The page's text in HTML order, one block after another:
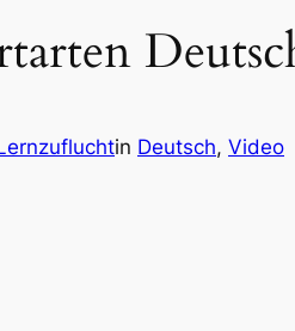
in Deutsch, Video